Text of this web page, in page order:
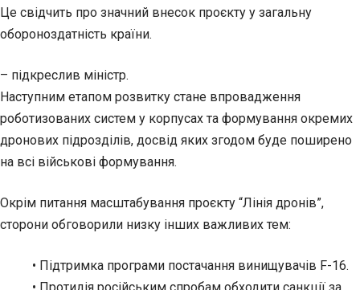
Це свідчить про значний внесок проєкту у загальну
обороноздатність країни.
– підкреслив міністр.
Наступним етапом розвитку стане впровадження
роботизованих систем у корпусах та формування окремих
дронових підрозділів, досвід яких згодом буде поширено
на всі військові формування.
Окрім питання масштабування проєкту “Лінія дронів”,
сторони обговорили низку інших важливих тем:
• Підтримка програми постачання винищувачів F-16.